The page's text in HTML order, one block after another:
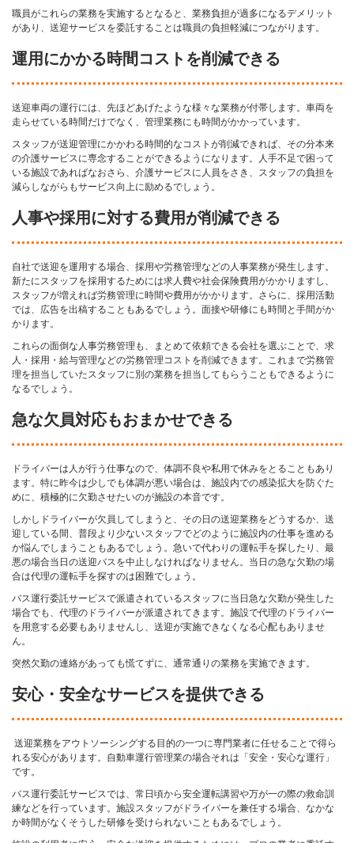
職員がこれらの業務を実施するとなると、業務負担が過多になるデメリット
があり、送迎サービスを委託することは職員の負担軽減につながります。
運用にかかる時間コストを削減できる
送迎車両の運行には、先ほどあげたような様々な業務が付帯します。車両を
走らせている時間だけでなく、管理業務にも時間がかかっています。
スタッフが送迎管理にかかわる時間的なコストが削減できれば、その分本来
の介護サービスに専念することができるようになります。人手不足で困って
いる施設であればなおさら、介護サービスに人員をさき、スタッフの負担を
減らしながらもサービス向上に励めるでしょう。
人事や採用に対する費用が削減できる
自社で送迎を運用する場合、採用や労務管理などの人事業務が発生します。
新たにスタッフを採用するためには求人費や社会保険費用がかかりますし、
スタッフが増えれば労務管理に時間や費用がかかります。さらに、採用活動
では、広告を出稿することもあるでしょう。面接や研修にも時間と手間がか
かります。
これらの面倒な人事労務管理も、まとめて依頼できる会社を選ぶことで、求
人・採用・給与管理などの労務管理コストを削減できます。これまで労務管
理を担当していたスタッフに別の業務を担当してもらうこともできるように
なるでしょう。
急な欠員対応もおまかせできる
ドライバーは人が行う仕事なので、体調不良や私用で休みをとることもあり
ます。特に昨今は少しでも体調が悪い場合は、施設内での感染拡大を防ぐた
めに、積極的に欠勤させたいのが施設の本音です。
しかしドライバーが欠員してしまうと、その日の送迎業務をどうするか、送
迎している間、普段より少ないスタッフでどのように施設内の仕事を進める
か悩んでしまうこともあるでしょう。急いで代わりの運転手を探したり、最
悪の場合当日の送迎バスを中止しなければなりません。当日の急な欠勤の場
合は代理の運転手を探すのは困難でしょう。
バス運行委託サービスで派遣されているスタッフに当日急な欠勤が発生した
場合でも、代理のドライバーが派遣されてきます。施設で代理のドライバー
を用意する必要もありませんし、送迎が実施できなくなる心配もありませ
ん。
突然欠勤の連絡があっても慌てずに、通常通りの業務を実施できます。
安心・安全なサービスを提供できる
送迎業務をアウトソーシングする目的の一つに専門業者に任せることで得ら
れる安心があります。自動車運行管理業の場合それは「安全・安心な運行」
です。
バス運行委託サービスでは、常日頃から安全運転講習や万が一の際の救命訓
練などを行っています。施設スタッフがドライバーを兼任する場合、なかな
か時間がなくそうした研修を受けられないこともあるでしょう。